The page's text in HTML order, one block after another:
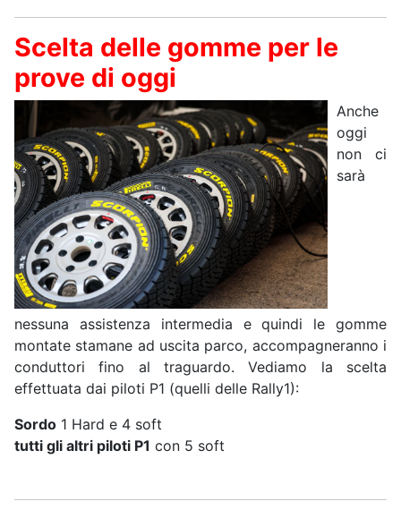
Scelta delle gomme per le
prove di oggi
Anche
oggi
non ci
sarà
nessuna assistenza intermedia e quindi le gomme
montate stamane ad uscita parco, accompagneranno i
conduttori fino al traguardo. Vediamo la scelta
effettuata dai piloti P1 (quelli delle Rally1):
Sordo 1 Hard e 4 soft
tutti gli altri piloti P1 con 5 soft